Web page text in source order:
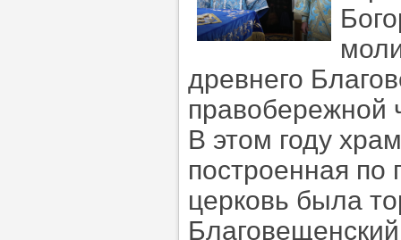
древнего
правобережной
В этом году
построенная по
церковь была